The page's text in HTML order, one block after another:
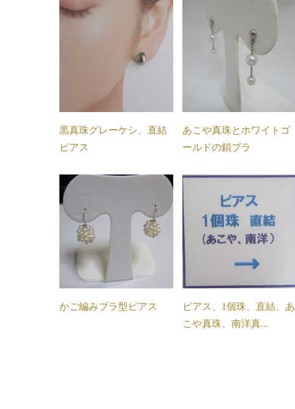
黒真珠グレーケシ、直結
ピアス
あこや真珠とホワイトゴ
ールドの鎖ブラ
かご編みブラ型ピアス
ピアス、1個珠、直結、あ
こや真珠、南洋真...